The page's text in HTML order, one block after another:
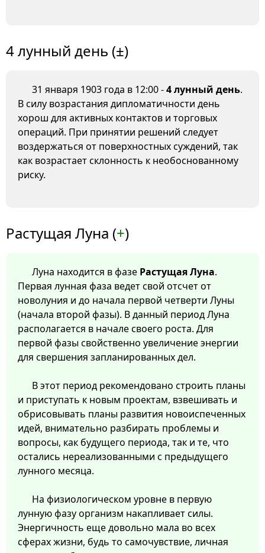
4 лунный день (±)
31 января 1903 года в 12:00 -4 лунный день.
В силу возрастания дипломатичности день
хорош для активных контактов и торговых
операций. При принятии решений следует
воздержаться от поверхностных суждений, так
как возрастает склонность к необоснованному
риску.
Растущая Луна (+)
Луна находится в фазе Растущая Луна.
Первая лунная фаза ведет свой отсчет от
новолуния и до начала первой четверти Луны
(начала второй фазы). В данный период Луна
располагается в начале своего роста. Для
первой фазы свойственно увеличение энергии
для свершения запланированных дел.
В этот период рекомендовано строить планы
и приступать к новым проектам, взвешивать и
обрисовывать планы развития новоиспеченных
идей, внимательно разбирать проблемы и
вопросы, как будущего периода, так и те, что
остались нереализованными с предыдущего
лунного месяца.
На физиологическом уровне в первую
лунную фазу организм накапливает силы.
Энергичность еще довольно мала во всех
сферах жизни, будь то самочувствие, личная